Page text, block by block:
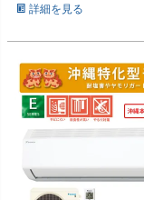
詳細を見る